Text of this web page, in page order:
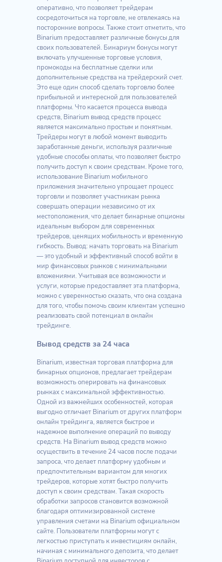
оперативно, что позволяет трейдерам
сосредоточиться на торговле, не отвлекаясь на
посторонние вопросы. Также стоит отметить, что
Binarium предоставляет различные бонусы для
своих пользователей. Бинариум бонусы могут
включать улучшенные торговые условия,
промокоды на бесплатные сделки или
дополнительные средства на трейдерский счет.
Это еще один способ сделать торговлю более
прибыльной и интересной для пользователей
платформы. Что касается процесса вывода
средств, Binarium вывод средств процесс
является максимально простым и понятным.
Трейдеры могут в любой момент выводить
заработанные деньги, используя различные
удобные способы оплаты, что позволяет быстро
получить доступ к своим средствам. Кроме того,
использование Binarium мобильного
приложения значительно упрощает процесс
торговли и позволяет участникам рынка
совершать операции независимо от их
местоположения, что делает бинарные опционы
идеальным выбором для современных
трейдеров, ценящих мобильность и временную
гибкость. Вывод: начать торговать на Binarium
— это удобный и эффективный способ войти в
мир финансовых рынков с минимальными
вложениями. Учитывая все возможности и
услуги, которые предоставляет эта платформа,
можно с уверенностью сказать, что она создана
для того, чтобы помочь своим клиентам успешно
реализовать свой потенциал в онлайн
трейдинге.
Вывод средств за 24 часа
Binarium, известная торговая платформа для
бинарных опционов, предлагает трейдерам
возможность оперировать на финансовых
рынках с максимальной эффективностью.
Одной из важнейших особенностей, которая
выгодно отличает Binarium от других платформ
онлайн трейдинга, является быстрое и
надежное выполнение операций по выводу
средств. На Binarium вывод средств можно
осуществить в течение 24 часов после подачи
запроса, что делает платформу удобным и
предпочтительным вариантом для многих
трейдеров, которые хотят быстро получить
доступ к своим средствам. Такая скорость
обработки запросов становится возможной
благодаря оптимизированной системе
управления счетами на Binarium официальном
сайте. Пользователи платформы могут с
легкостью приступать к инвестициям онлайн,
начиная с минимального депозита, что делает